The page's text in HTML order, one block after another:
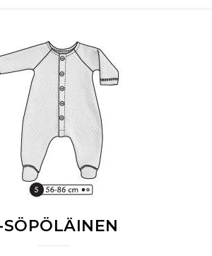
SÖPÖLÄINEN